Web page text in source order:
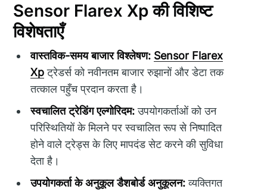
Sensor Flarex Xp की विशिष्ट
विशेषताएँ
वास्तविक-समय बाजार विश्लेषण: Sensor Flarex
Xpट्रेडर्स को नवीनतम बाजार रुझानों और डेटा तक
तत्काल पहुँच प्रदान करता है।
स्वचालित ट्रेडिंग एल्गोरिदम:उपयोगकर्ताओं को उन
परिस्थितियों के मिलने पर स्वचालित रूप से निष्पादित
होने वाले ट्रेड्स के लिए मापदंड सेट करने की सुविधा
देता है।
उपयोगकर्ता के अनुकूल डैशबोर्ड अनुकूलन:व्यक्तिगत